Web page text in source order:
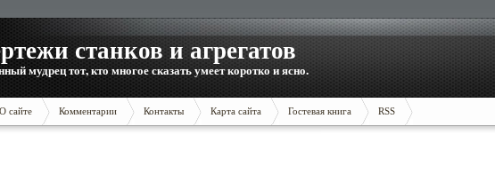
станков и агрегатов
мудрец тот, кто многое сказать умеет коротко и ясно.
О сайте Комментарии Контакты Карта сайта Гостевая книга RSS